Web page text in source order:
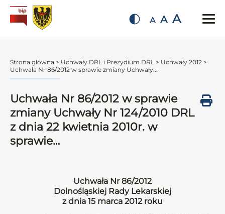
A A A
Strona główna > Uchwały DRL i Prezydium DRL > Uchwały 2012 >
Uchwała Nr 86/2012 w sprawie zmiany Uchwały...
Uchwała Nr 86/2012 w sprawie
zmiany Uchwały Nr 124/2010 DRL
z dnia 22 kwietnia 2010r. w
sprawie…
Uchwała Nr 86/2012
Dolnośląskiej Rady Lekarskiej
z dnia 15 marca 2012 roku